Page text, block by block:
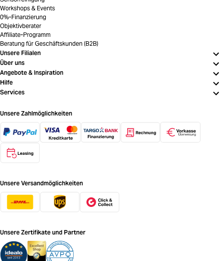
Workshops & Events
0%-Finanzierung
Objektivberater
Affiliate-Programm
Beratung für Geschäftskunden (B2B)
Unsere Filialen
Über uns
Angebote & Inspiration
Hilfe
Services
Unsere Zahlmöglichkeiten
Unsere Versandmöglichkeiten
Unsere Zertifikate und Partner